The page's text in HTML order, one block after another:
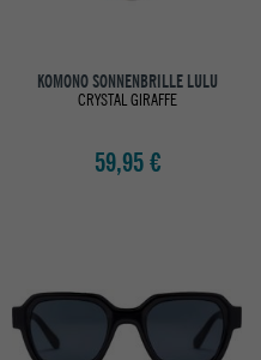
KOMONO SONNENBRILLE LULU
CRYSTAL GIRAFFE
59,95 €